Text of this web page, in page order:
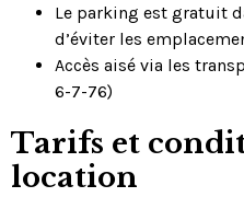
Le parking est gratuit
d’éviter les
Accès aisé via les
6-7-76)
Tarifs et
location